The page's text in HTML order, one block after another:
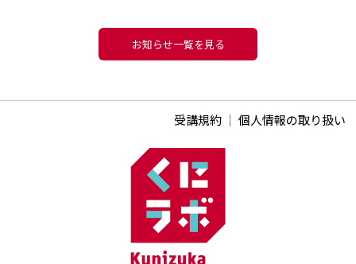
お知らせ一覧を見る
受講規約｜ 個人情報の取り扱い